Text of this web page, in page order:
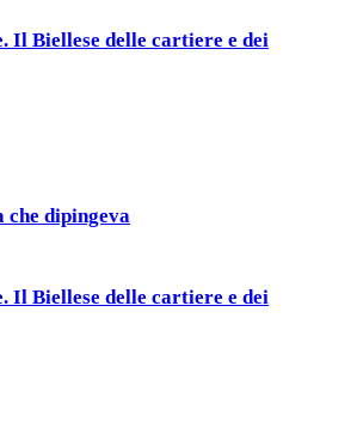
Il Biellese delle cartiere e dei
che dipingeva
Il Biellese delle cartiere e dei